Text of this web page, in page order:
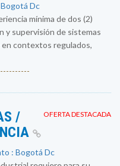
Dc
mínima de dos (2)
y supervisión de sistemas
contextos regulados,
OFERTA DESTACADA
/
: Bogotá Dc